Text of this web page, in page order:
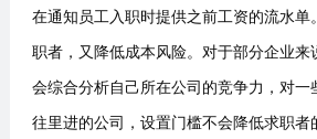
在通知员工入职时提供之前工资的流水单
职者，又降低成本风险。对于部分企业来
会综合分析自己所在公司的竞争力，对一
往里进的公司，设置门槛不会降低求职者